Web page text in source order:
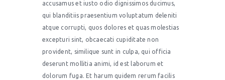
accusamus et iusto odio dignissimos ducimus,
qui blanditiis praesentium voluptatum deleniti
atque corrupti, quos dolores et quas molestias
excepturi sint, obcaecati cupiditate non
provident, similique sunt in culpa, qui officia
deserunt mollitia animi, id est laborum et
dolorum fuga. Et harum quidem rerum facilis